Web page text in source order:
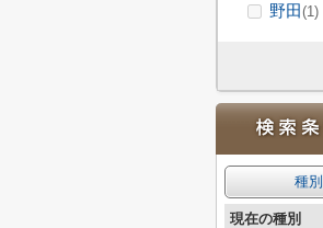
野田(1)
種
現在の種別